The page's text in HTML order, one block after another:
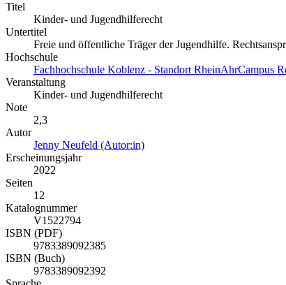
Titel
Kinder- und Jugendhilferecht
Untertitel
Freie und öffentliche Träger der Jugendhilfe.
Hochschule
Fachhochschule Koblenz - Standort RheinAhrCampus
Veranstaltung
Kinder- und Jugendhilferecht
Note
2,3
Autor
Jenny Neufeld (Autor:in)
Erscheinungsjahr
2022
Seiten
12
Katalognummer
V1522794
ISBN (PDF)
9783389092385
ISBN (Buch)
9783389092392